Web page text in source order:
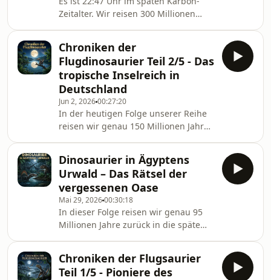
Flussdeltas und weiten
Schlammlagunen, die sich über das
heutige Brasilien und Nordafrika
erstreckten.Diese Epoche markiert die
absolute Blütezeit der Flugdinosaur
Zeitalter. Wir reisen 300 Millionen
dichter, sauerstoffreicher Sumpfwald
die Erde bedeckt. Begleite uns in
dieser Folge auf den Spuren der
Evolution zu den größten
Gliederfüßern der Erdgeschichte:
Vom lautlosen Gleitflug der
Riesenlibelle Meganeura im dichten
Kronendach bis hin zur majestätische
Chroniken der
Flugdinosaurier Teil 2/5 - Das
tropische Inselreich in
Deutschland
Jun 2, 202600:27:20
In der heutigen Folge unserer Reihe
reisen wir genau 150 Millionen Jahre
heute das südliche Deutschland und
das Bundesland Bayern liegen,
erstreckte sich in der Urzeit ein
paradiesisches, tropisches Inselreich:
die Solnhofener Lagune.Diese Folge
widmet sich dem größten
evolutionären Wendepunkt in der
Geschichte der Flugdinosaurier. Wir
erleben den Moment, in
Dinosaurier in Ägyptens
Urwald – Das Rätsel der
vergessenen Oase
Mai 29, 202600:30:18
In dieser Folge reisen wir genau 95
Millionen Jahre zurück in die späte
erstreckte sich dort ein gigantisches,
tropisches Küsten- und Flusssystem:
Chroniken der Flugsaurier
Teil 1/5 - Pioniere des